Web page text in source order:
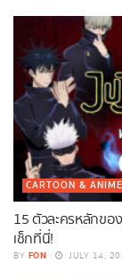
CARTOON & ANIME
15 ตัวละครหลักขอ
เช็กที่นี่!
BY FON JULY 14,